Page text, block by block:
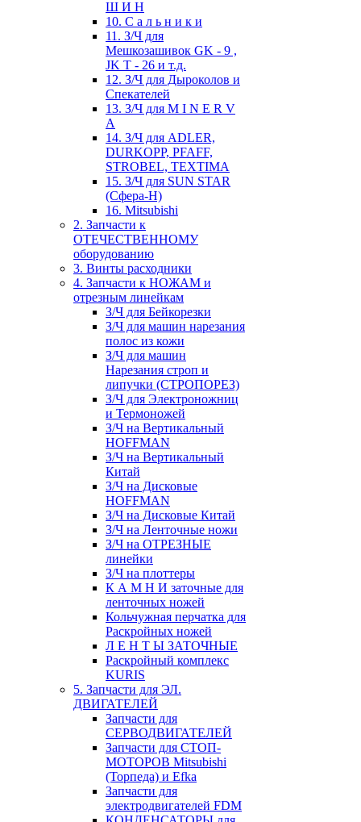
Ш И Н
10. С а л ь н и к и
11. З/Ч для
Мешкозашивок GK - 9 ,
JK T - 26 и т.д.
12. З/Ч для Дыроколов и
Спекателей
13. З/Ч для M I N E R V
A
14. З/Ч для ADLER,
DURKOPP, PFAFF,
STROBEL, TEXTIMA
15. З/Ч для SUN STAR
(Сфера-Н)
16. Mitsubishi
2. Запчасти к
ОТЕЧЕСТВЕННОМУ
оборудованию
3. Винты расходники
4. Запчасти к НОЖАМ и
отрезным линейкам
З/Ч для Бейкорезки
З/Ч для машин нарезания
полос из кожи
З/Ч для машин
Нарезания строп и
липучки (СТРОПОРЕЗ)
З/Ч для Электроножниц
и Термоножей
З/Ч на Вертикальный
HOFFMAN
З/Ч на Вертикальный
Китай
З/Ч на Дисковые
HOFFMAN
З/Ч на Дисковые Китай
З/Ч на Ленточные ножи
З/Ч на ОТРЕЗНЫЕ
линейки
З/Ч на плоттеры
К А М Н И заточные для
ленточных ножей
Кольчужная перчатка для
Раскройных ножей
Л Е Н Т Ы ЗАТОЧНЫЕ
Раскройный комплекс
KURIS
5. Запчасти для ЭЛ.
ДВИГАТЕЛЕЙ
Запчасти для
СЕРВОДВИГАТЕЛЕЙ
Запчасти для СТОП-
МОТОРОВ Mitsubishi
(Торпеда) и Efka
Запчасти для
электродвигателей FDM